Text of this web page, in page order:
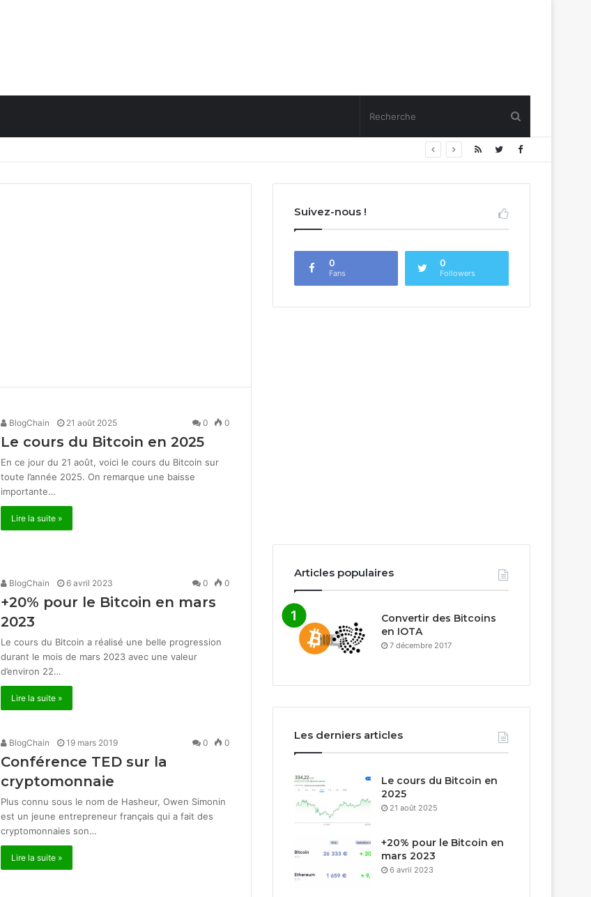
BlogChain 21 août 2025 0 0
Le cours du Bitcoin en 2025
En ce jour du 21 août, voici le cours du Bitcoin sur
toute l’année 2025. On remarque une baisse
importante…
Lire la suite »
BlogChain 6 avril 2023 0 0
+20% pour le Bitcoin en mars
2023
Le cours du Bitcoin a réalisé une belle progression
durant le mois de mars 2023 avec une valeur
d’environ 22…
Lire la suite »
BlogChain 19 mars 2019 0 0
Conférence TED sur la
cryptomonnaie
Plus connu sous le nom de Hasheur, Owen Simonin
est un jeune entrepreneur français qui a fait des
cryptomonnaies son…
Lire la suite »
Suivez-nous !
0
Fans
0
Followers
Articles populaires
Convertir des Bitcoins
en IOTA
7 décembre 2017
Les derniers articles
Le cours du Bitcoin en
2025
21 août 2025
+20% pour le Bitcoin en
mars 2023
6 avril 2023